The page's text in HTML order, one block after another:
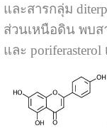
และสารกลุ่ม
ส่วนเหนือดิน พบส
และ